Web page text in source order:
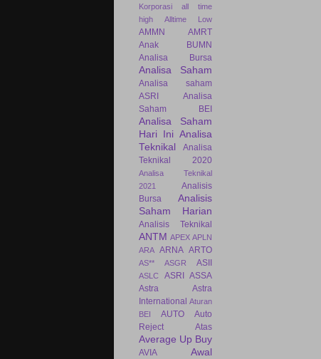
Korporasi
all time
high
Alltime Low
AMMN
AMRT
Anak BUMN
Analisa Bursa
Analisa Saham
Analisa saham
ASRI
Analisa
Saham BEI
Analisa Saham
Hari Ini Analisa
Teknikal
Analisa
Teknikal 2020
Analisa Teknikal
2021
Analisis
Bursa
Analisis
Saham Harian
Analisis Teknikal
ANTM APEX APLN
ARA ARNA ARTO
AS** ASGR ASII
ASLC ASRI
ASSA
Astra
Astra
International Aturan
BEI
AUTO
Auto
Reject Atas
Average Up Buy
AVIA
Awal